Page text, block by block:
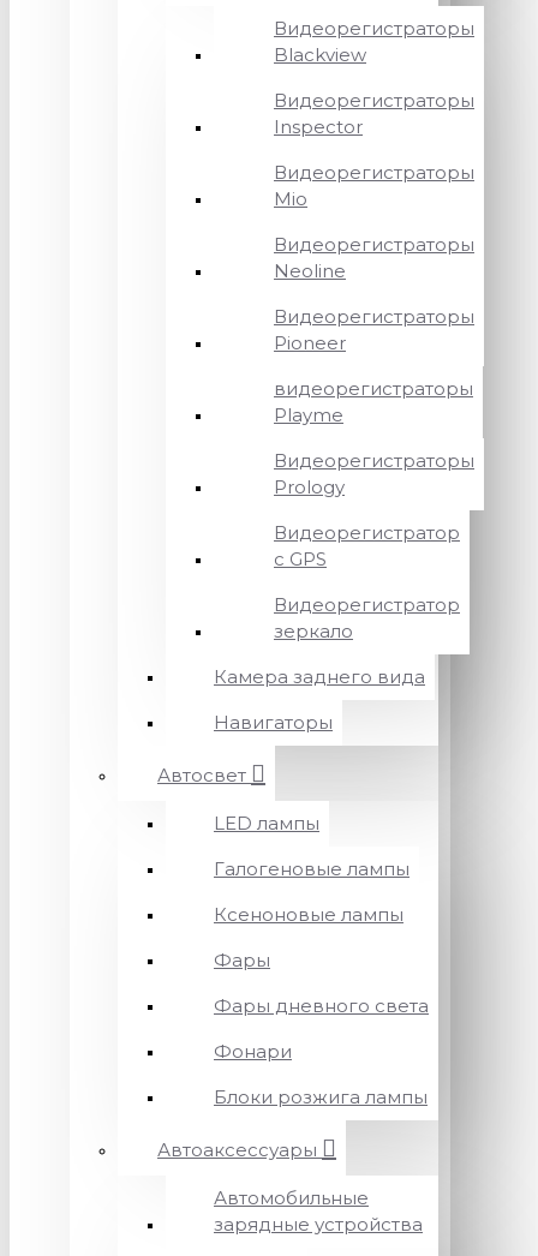
Видеорегистраторы
Blackview
Видеорегистраторы
Inspector
Видеорегистраторы
Mio
Видеорегистраторы
Neoline
Видеорегистраторы
Pioneer
видеорегистраторы
Playme
Видеорегистраторы
Prology
Видеорегистратор
с GPS
Видеорегистратор
зеркало
Камера заднего вида
Навигаторы
Автосвет
LED лампы
Галогеновые лампы
Ксеноновые лампы
Фары
Фары дневного света
Фонари
Блоки розжига лампы
Автоаксессуары
Автомобильные
зарядные устройства